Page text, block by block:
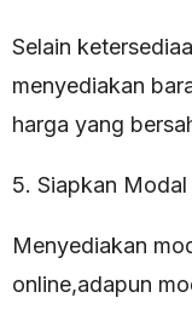
Selain
menyediakan
harga yang
5. Siapkan Modal
Menyediakan
online,adapun